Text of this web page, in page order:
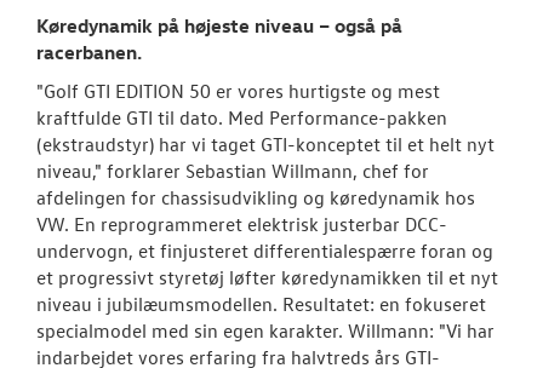
Køredynamik på højeste niveau – også på
racerbanen.
"Golf GTI EDITION 50 er vores hurtigste og mest
kraftfulde GTI til dato. Med Performance-pakken
(ekstraudstyr) har vi taget GTI-konceptet til et helt nyt
niveau," forklarer Sebastian Willmann, chef for
afdelingen for chassisudvikling og køredynamik hos
VW. En reprogrammeret elektrisk justerbar DCC-
undervogn, et finjusteret differentialespærre foran og
et progressivt styretøj løfter køredynamikken til et nyt
niveau i jubilæumsmodellen. Resultatet: en fokuseret
specialmodel med sin egen karakter. Willmann: "Vi har
indarbejdet vores erfaring fra halvtreds års GTI-